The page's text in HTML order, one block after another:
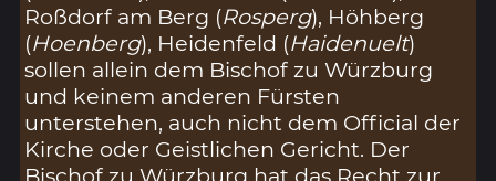
Roßdorf am Berg (Rosperg), Höhberg
(Hoenberg), Heidenfeld (Haidenuelt)
sollen allein dem Bischof zu Würzburg
und keinem anderen Fürsten
unterstehen, auch nicht dem Official der
Kirche oder Geistlichen Gericht. Der
Bischof zu Würzburg hat das Recht zur